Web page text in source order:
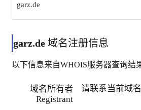
garz.de 域名注册信息
以下信息来自WHOIS服务器查询结
域名所有者
Registrant
请联系当前域